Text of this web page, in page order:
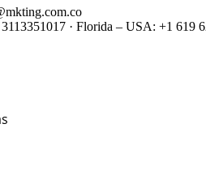
· Florida – USA: +1 619